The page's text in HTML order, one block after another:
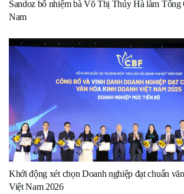
Sandoz bổ nhiệm bà Võ Thị Thúy Hà làm
Nam
Khởi động xét chọn Doanh nghiệp đạt chuẩn
Việt Nam 2026